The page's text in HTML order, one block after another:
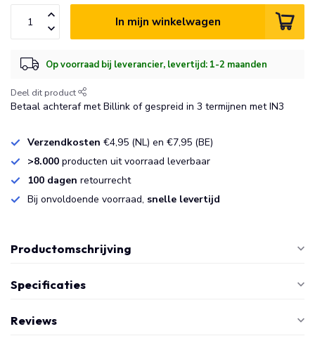
In mijn winkelwagen
Op voorraad bij leverancier, levertijd: 1-2 maanden
Deel dit product
Betaal achteraf met Billink of gespreid in 3 termijnen met IN3
Verzendkosten €4,95 (NL) en €7,95 (BE)
>8.000 producten uit voorraad leverbaar
100 dagen retourrecht
Bij onvoldoende voorraad, snelle levertijd
Productomschrijving
Specificaties
Reviews